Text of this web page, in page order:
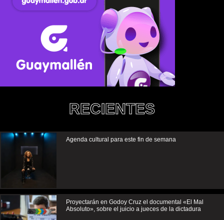
RECIENTES
Agenda cultural para este fin de semana
Proyectarán en Godoy Cruz el documental «El Mal
Absoluto», sobre el juicio a jueces de la dictadura